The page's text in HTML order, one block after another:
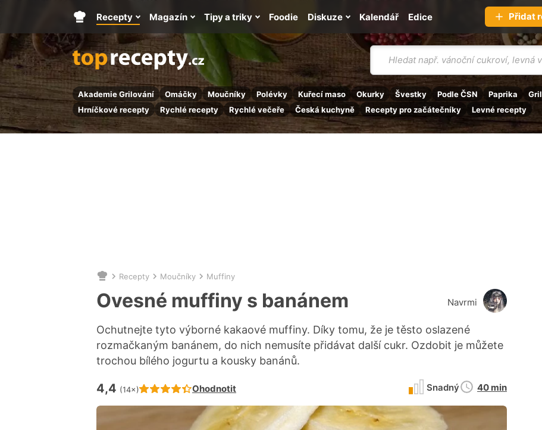
Vyhledávání
Akademie Grilování Omáčky Moučníky Polévky Kuřecí maso Okurky Švestky Podle ČSN Paprika
Hrníčkové recepty
Rychlé recepty Rychlé večeře Česká kuchyně Recepty pro začátečníky Levné recepty
Hlavní
stránka
Recepty Magazín Tipy a triky Kalendář
Foodie Diskuze Edice Přidat
Nacházíte
se
zde:
Recepty Moučníky Muffiny
Ovesné muffiny s banánem
Ochutnejte tyto výborné kakaové muffiny. Díky tomu, že je těsto oslazené
rozmačkaným banánem, do nich nemusíte přidávat další cukr. Ozdobit je můžete
trochou bílého jogurtu a kousky banánů.
Hodnocení receptu je
4,4 (14×) Ohodnotit
Navrmi
Snadný
Doba
40 min